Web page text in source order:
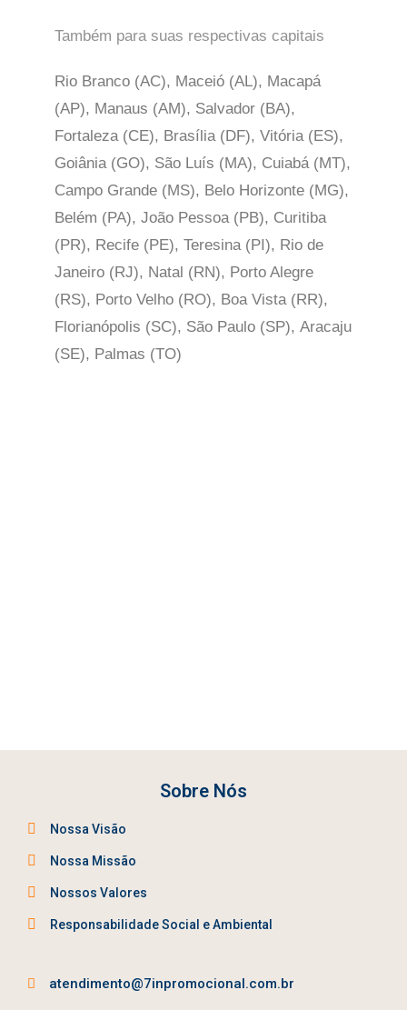
Também para suas respectivas capitais
Rio Branco (AC), Maceió (AL), Macapá
(AP), Manaus (AM), Salvador (BA),
Fortaleza (CE), Brasília (DF), Vitória (ES),
Goiânia (GO), São Luís (MA), Cuiabá (MT),
Campo Grande (MS), Belo Horizonte (MG),
Belém (PA), João Pessoa (PB), Curitiba
(PR), Recife (PE), Teresina (PI), Rio de
Janeiro (RJ), Natal (RN), Porto Alegre
(RS), Porto Velho (RO), Boa Vista (RR),
Florianópolis (SC), São Paulo (SP), Aracaju
(SE), Palmas (TO)
Sobre Nós
Nossa Visão
Nossa Missão
Nossos Valores
Responsabilidade Social e Ambiental
atendimento@7inpromocional.com.br